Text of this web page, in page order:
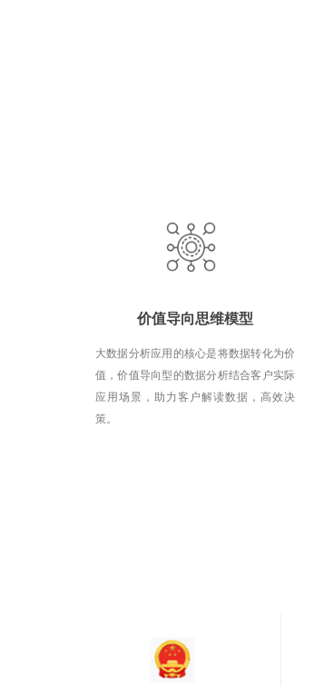
价值导向思维模型
大数据分析应用的核心是将数据转化为价
值，价值导向型的数据分析结合客户实际
应用场景，助力客户解读数据，高效决
策。